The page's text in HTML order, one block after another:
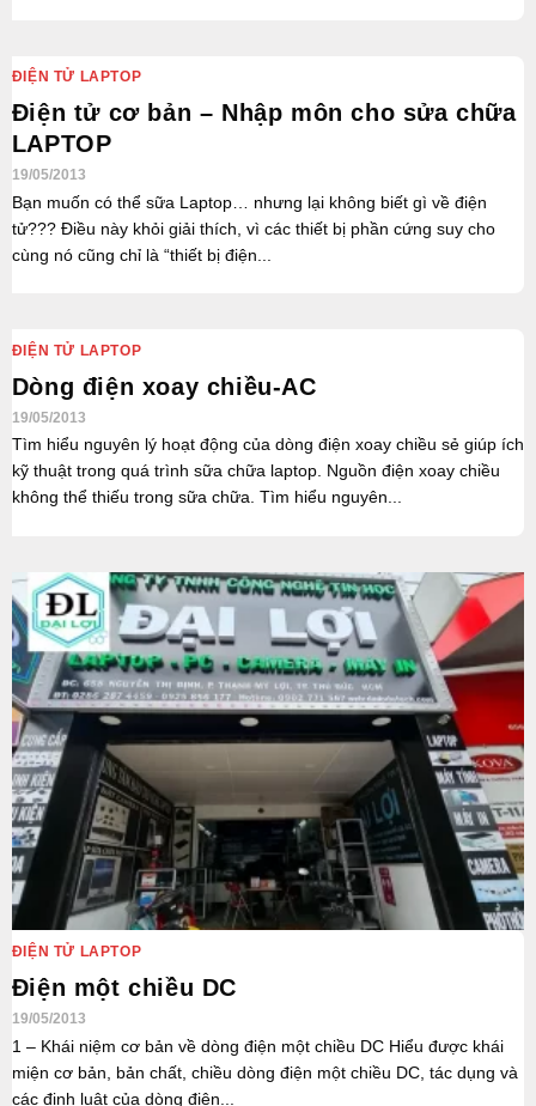
ĐIỆN TỬ LAPTOP
Điện tử cơ bản – Nhập môn cho sửa chữa
LAPTOP
19/05/2013
Bạn muốn có thể sữa Laptop… nhưng lại không biết gì về điện
tử??? Điều này khỏi giải thích, vì các thiết bị phần cứng suy cho
cùng nó cũng chỉ là “thiết bị điện...
ĐIỆN TỬ LAPTOP
Dòng điện xoay chiều-AC
19/05/2013
Tìm hiểu nguyên lý hoạt động của dòng điện xoay chiều sẻ giúp ích
kỹ thuật trong quá trình sữa chữa laptop. Nguồn điện xoay chiều
không thể thiếu trong sữa chữa. Tìm hiểu nguyên...
ĐIỆN TỬ LAPTOP
Điện một chiều DC
19/05/2013
1 – Khái niệm cơ bản về dòng điện một chiều DC Hiểu được khái
miện cơ bản, bản chất, chiều dòng điện một chiều DC, tác dụng và
các định luật của dòng điện...